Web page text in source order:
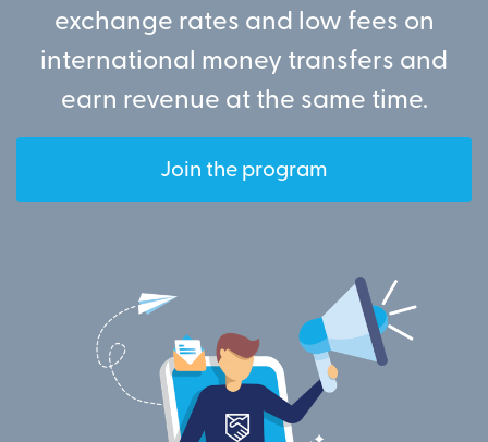
exchange rates and low fees on
international money transfers and
earn revenue at the same time.
Join the program